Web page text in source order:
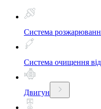
Система
Система очищення
Двигун